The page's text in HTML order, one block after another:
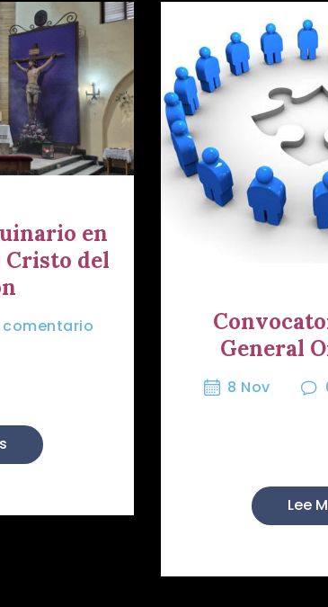
en
Cristo del
comentario
General
8 Nov
Lee